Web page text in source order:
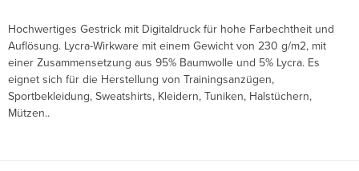
Hochwertiges Gestrick mit Digitaldruck für hohe Farbechtheit und
Auflösung. Lycra-Wirkware mit einem Gewicht von 230 g/m2, mit
einer Zusammensetzung aus 95% Baumwolle und 5% Lycra. Es
eignet sich für die Herstellung von Trainingsanzügen,
Sportbekleidung, Sweatshirts, Kleidern, Tuniken, Halstüchern,
Mützen..